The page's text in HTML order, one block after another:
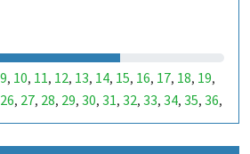
9, 10, 11, 12, 13, 14, 15, 16, 17, 18, 19,
26, 27, 28, 29, 30, 31, 32, 33, 34, 35, 36,
43,44,45,46,47,48,49,50,51,52,53,
,104,105,106,107,108,109,110,